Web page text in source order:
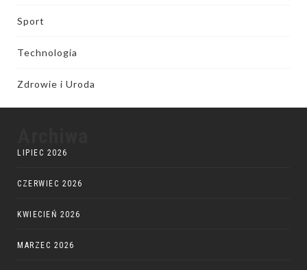
Sport
Technologia
Zdrowie i Uroda
LIPIEC 2026
CZERWIEC 2026
KWIECIEŃ 2026
MARZEC 2026